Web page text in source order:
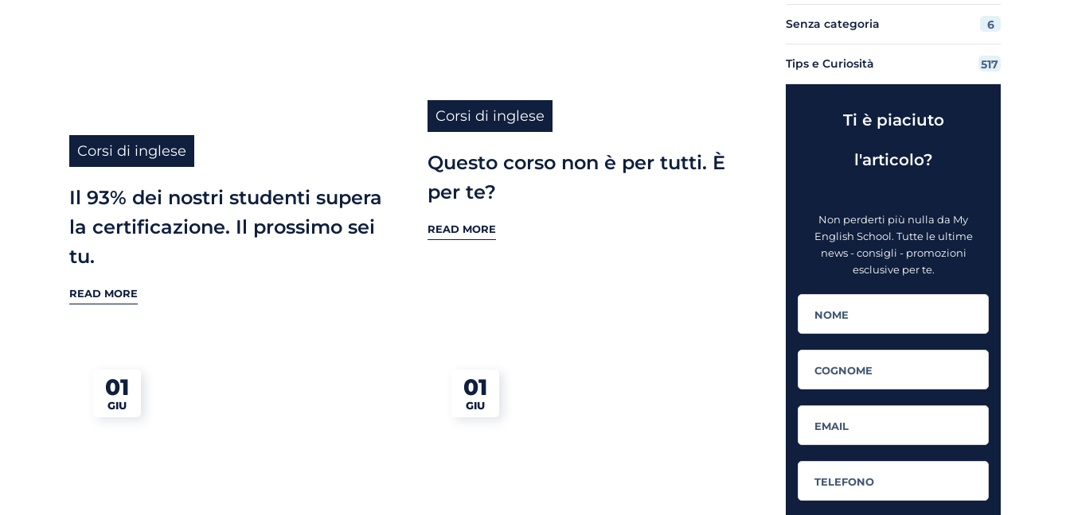
Corsi di inglese
Il 93% dei nostri studenti supera
la certificazione. Il prossimo sei
tu.
READ MORE
Corsi di inglese
Questo corso non è per tutti. È
per te?
READ MORE
01
GIU
01
GIU
Senza categoria 6
Tips e Curiosità 517
Ti è piaciuto
l'articolo?
Non perderti più nulla da My
English School. Tutte le ultime
news - consigli - promozioni
esclusive per te.